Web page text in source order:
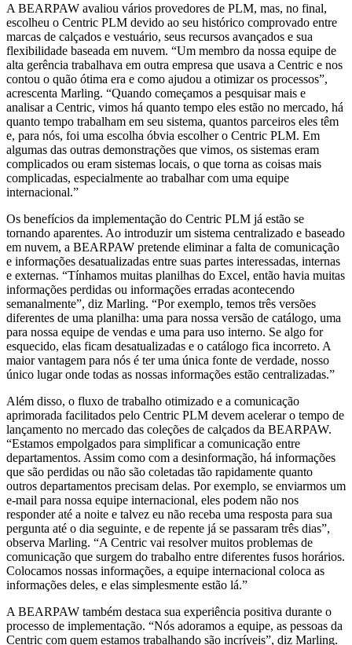
A BEARPAW avaliou vários provedores de PLM, mas, no final,
escolheu o Centric PLM devido ao seu histórico comprovado entre
marcas de calçados e vestuário, seus recursos avançados e sua
flexibilidade baseada em nuvem. “Um membro da nossa equipe de
alta gerência trabalhava em outra empresa que usava a Centric e nos
contou o quão ótima era e como ajudou a otimizar os processos”,
acrescenta Marling. “Quando começamos a pesquisar mais e
analisar a Centric, vimos há quanto tempo eles estão no mercado, há
quanto tempo trabalham em seu sistema, quantos parceiros eles têm
e, para nós, foi uma escolha óbvia escolher o Centric PLM. Em
algumas das outras demonstrações que vimos, os sistemas eram
complicados ou eram sistemas locais, o que torna as coisas mais
complicadas, especialmente ao trabalhar com uma equipe
internacional.”
Os benefícios da implementação do Centric PLM já estão se
tornando aparentes. Ao introduzir um sistema centralizado e baseado
em nuvem, a BEARPAW pretende eliminar a falta de comunicação
e informações desatualizadas entre suas partes interessadas, internas
e externas. “Tínhamos muitas planilhas do Excel, então havia muitas
informações perdidas ou informações erradas acontecendo
semanalmente”, diz Marling. “Por exemplo, temos três versões
diferentes de uma planilha: uma para nossa versão de catálogo, uma
para nossa equipe de vendas e uma para uso interno. Se algo for
esquecido, elas ficam desatualizadas e o catálogo fica incorreto. A
maior vantagem para nós é ter uma única fonte de verdade, nosso
único lugar onde todas as nossas informações estão centralizadas.”
Além disso, o fluxo de trabalho otimizado e a comunicação
aprimorada facilitados pelo Centric PLM devem acelerar o tempo de
lançamento no mercado das coleções de calçados da BEARPAW.
“Estamos empolgados para simplificar a comunicação entre
departamentos. Assim como com a desinformação, há informações
que são perdidas ou não são coletadas tão rapidamente quanto
outros departamentos precisam delas. Por exemplo, se enviarmos um
e-mail para nossa equipe internacional, eles podem não nos
responder até a noite e talvez eu não receba uma resposta para sua
pergunta até o dia seguinte, e de repente já se passaram três dias”,
observa Marling. “A Centric vai resolver muitos problemas de
comunicação que surgem do trabalho entre diferentes fusos horários.
Colocamos nossas informações, a equipe internacional coloca as
informações deles, e elas simplesmente estão lá.”
A BEARPAW também destaca sua experiência positiva durante o
processo de implementação. “Nós adoramos a equipe, as pessoas da
Centric com quem estamos trabalhando são incríveis”, diz Marling.